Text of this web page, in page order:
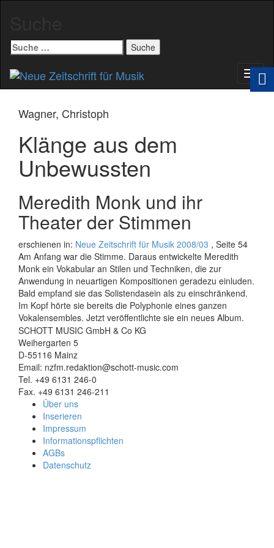
Suche
nach:
Wagner, Christoph
Klänge aus dem
Unbewussten
Meredith Monk und ihr
Theater der Stimmen
erschienen in: Neue Zeitschrift für Musik 2008/03 , Seite 54
Am Anfang war die Stimme. Daraus entwickelte Meredith
Monk ein Vokabular an Stilen und Techniken, die zur
Anwendung in neuartigen Kompositionen geradezu einluden.
Bald empfand sie das Solistendasein als zu einschränkend.
Im Kopf hörte sie bereits die Polyphonie eines ganzen
Vokalensembles. Jetzt veröffentlichte sie ein neues Album.
SCHOTT MUSIC GmbH & Co KG
Weihergarten 5
D-55116 Mainz
Email: nzfm.redaktion@schott-music.com
Tel. +49 6131 246-0
Fax. +49 6131 246-211
Über uns
Inserieren
Impressum
Informationspflichten
AGBs
Datenschutz